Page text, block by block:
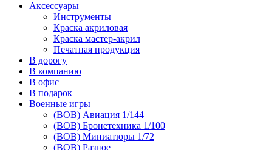
Аксессуары
Инструменты
Краска акриловая
Краска мастер-акрил
Печатная продукция
В дорогу
В компанию
В офис
В подарок
Военные игры
(ВОВ) Авиация 1/144
(ВОВ) Бронетехника 1/100
(ВОВ) Миниатюры 1/72
(ВОВ) Разное